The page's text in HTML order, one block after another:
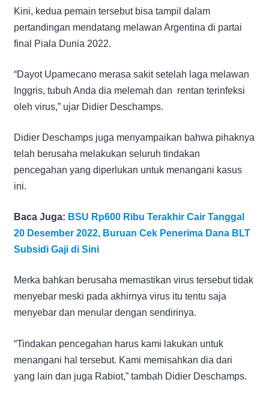
Kini, kedua pemain tersebut bisa tampil dalam
pertandingan mendatang melawan Argentina di partai
final Piala Dunia 2022.
“Dayot Upamecano merasa sakit setelah laga melawan
Inggris, tubuh Anda dia melemah dan rentan terinfeksi
oleh virus,” ujar Didier Deschamps.
Didier Deschamps juga menyampaikan bahwa pihaknya
telah berusaha melakukan seluruh tindakan
pencegahan yang diperlukan untuk menangani kasus
ini.
Baca Juga: BSU Rp600 Ribu Terakhir Cair Tanggal
20 Desember 2022, Buruan Cek Penerima Dana BLT
Subsidi Gaji di Sini
Merka bahkan berusaha memastikan virus tersebut tidak
menyebar meski pada akhirnya virus itu tentu saja
menyebar dan menular dengan sendirinya.
“Tindakan pencegahan harus kami lakukan untuk
menangani hal tersebut. Kami memisahkan dia dari
yang lain dan juga Rabiot,” tambah Didier Deschamps.